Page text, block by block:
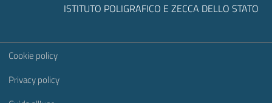
ISTITUTO POLIGRAFICO E ZECCA DELLO STATO
Sezione Link Utili
Cookie policy
Privacy policy